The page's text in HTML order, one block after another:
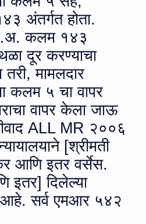
अंतर्गत होता.
कलम १४३
दूर करण्याचा
,मामलदार
कलम ५ चा वापर
वापर केला जाऊ
ALL MR २००६
[श्रीमती
आणि इतर वर्सेस.
इतर] दिलेल्‍या
आहे. सर्व एमआर ५४२